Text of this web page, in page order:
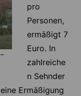
pro
Personen,
ermäßigt 7
Euro. In
zahlreiche
n Sehnder
Ermäßigung